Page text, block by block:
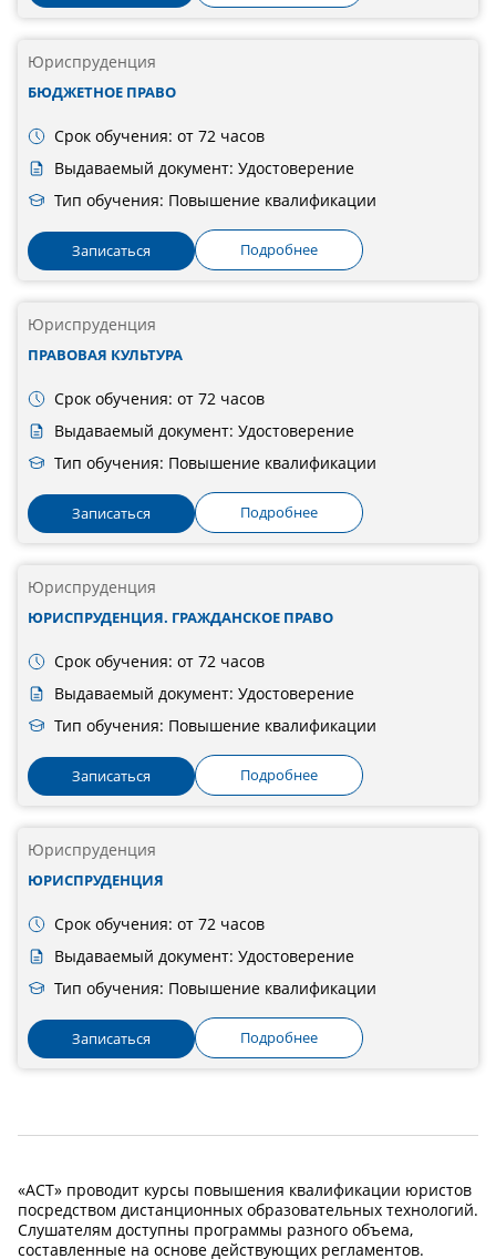
Юриспруденция
БЮДЖЕТНОЕ ПРАВО
Срок обучения: от 72 часов
Выдаваемый документ: Удостоверение
Тип обучения: Повышение квалификации
Записаться Подробнее
Юриспруденция
ПРАВОВАЯ КУЛЬТУРА
Срок обучения: от 72 часов
Выдаваемый документ: Удостоверение
Тип обучения: Повышение квалификации
Записаться Подробнее
Юриспруденция
ЮРИСПРУДЕНЦИЯ. ГРАЖДАНСКОЕ ПРАВО
Срок обучения: от 72 часов
Выдаваемый документ: Удостоверение
Тип обучения: Повышение квалификации
Записаться Подробнее
Юриспруденция
ЮРИСПРУДЕНЦИЯ
Срок обучения: от 72 часов
Выдаваемый документ: Удостоверение
Тип обучения: Повышение квалификации
Записаться Подробнее
«АСТ» проводит курсы повышения квалификации юристов
посредством дистанционных образовательных технологий.
Слушателям доступны программы разного объема,
составленные на основе действующих регламентов.